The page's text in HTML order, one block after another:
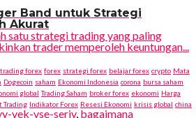
Band untuk Strategi
Akurat
satu strategi trading yang paling
trader memperoleh keuntungan...
trading forex forex strategi forex belajar forex crypto Mata
Dogecoin saham Ekonomi Indonesia corona bursa saham
global Trading Saham broker forex ekonomi Harga
Trading Indikator Forex Resesi Ekonomi krisis global china
vek-vse-seriy, bagaimana